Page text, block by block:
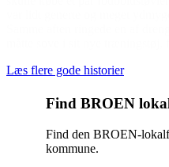
Læs flere gode historier
Find BROEN
Find den BROEN-
kommune.